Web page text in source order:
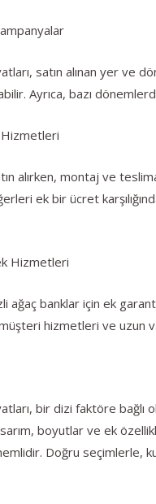
satın alınan yer ve
Ayrıca, bazı
alırken, montaj ve
ek bir ücret
Hizmetleri
ağaç banklar için ek
hizmetleri ve uzun
bir dizi faktöre
boyutlar ve ek
Doğru seçimlerle,